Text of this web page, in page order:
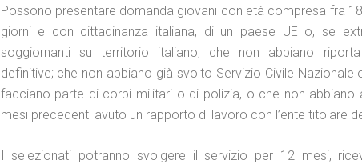
Possono presentare domanda giovani con età compresa fra
giorni e con cittadinanza italiana, di un paese UE o, se
soggiornanti su territorio italiano; che non abbiano
definitive; che non abbiano già svolto Servizio Civile Nazionale
facciano parte di corpi militari o di polizia, o che non abbiano
mesi precedenti avuto un rapporto di lavoro con l’ente titolare
I selezionati potranno svolgere il servizio per 12 mesi,